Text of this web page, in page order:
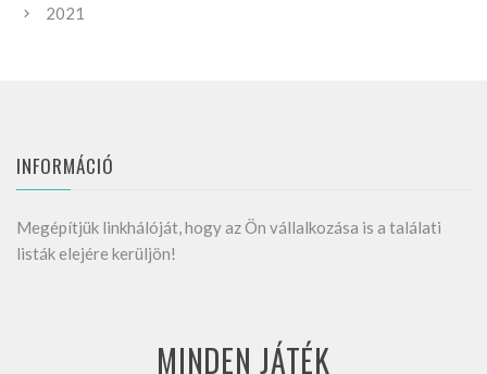
2021
INFORMÁCIÓ
Megépítjük linkhálóját, hogy az Ön vállalkozása is a találati
listák elejére kerüljön!
MINDEN JÁTÉK